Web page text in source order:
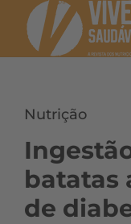
Nutrição
batatas
de